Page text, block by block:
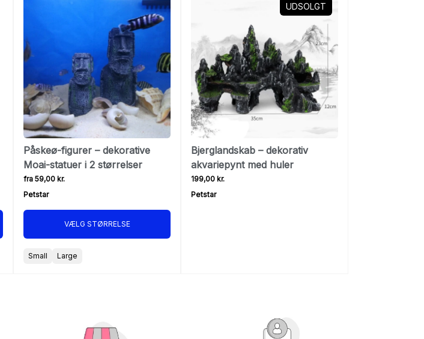
Påskeø-figurer – dekorative
Moai-statuer i 2 størrelser
fra 59,00 kr.
Petstar
VÆLG STØRRELSE
Small Large
UDSOLGT
Bjerglandskab – dekorativ
akvariepynt med huler
199,00 kr.
Petstar